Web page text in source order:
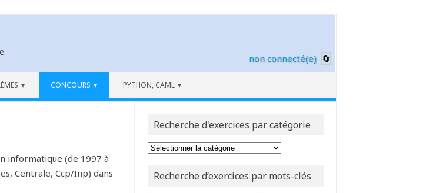
non connecté(e)
CONCOURS PYTHON, CAML
informatique (de 1997 à
Centrale, Ccp/Inp) dans
Recherche d'exercices par catégorie
Recherche d’exercices par mots-clés